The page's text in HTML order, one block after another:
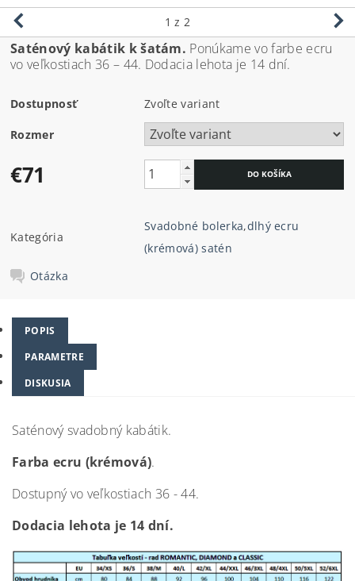
1 z 2
Saténový kabátik k šatám. Ponúkame vo farbe ecru
vo veľkostiach 36 – 44. Dodacia lehota je 14 dní.
Dostupnosť Zvoľte variant
Rozmer
€71
Kategória
Svadobné bolerka,dlhý ecru
(krémová) satén
Otázka
POPIS
PARAMETRE
DISKUSIA
Saténový svadobný kabátik.
Farba ecru (krémová).
Dostupný vo veľkostiach 36 - 44.
Dodacia lehota je 14 dní.